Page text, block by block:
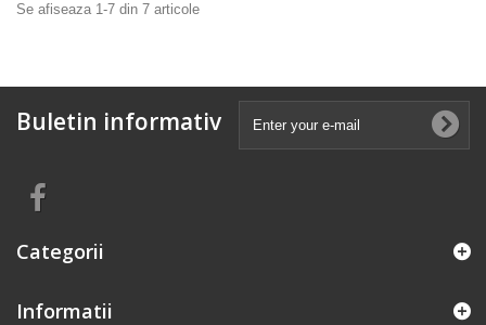
Se afiseaza 1-7 din 7 articole
Buletin informativ
Categorii
Informatii